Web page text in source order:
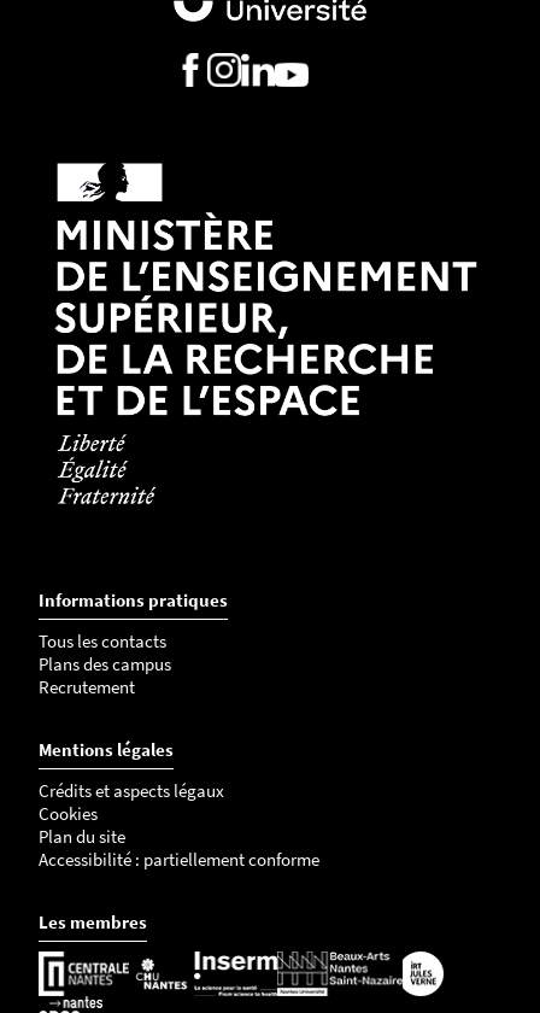
Informations pratiques
Tous les contacts
Plans des campus
Recrutement
Mentions légales
Crédits et aspects légaux
Cookies
Plan du site
Accessibilité : partiellement conforme
Les membres